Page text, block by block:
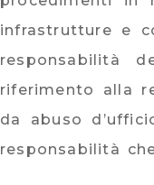
infrastrutture e
responsabilità
riferimento alla
da abuso
responsabilità